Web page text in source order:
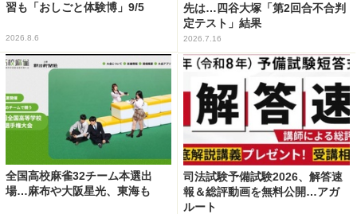
習も「おしごと体験博」9/5
2026.8.6
先は…四谷大塚「第2回合不合判
定テスト」結果
2026.7.16
全国高校麻雀32チーム本選出
場…麻布や大阪星光、東海も
司法試験予備試験2026、解答速
報＆総評動画を無料公開…アガ
ルート